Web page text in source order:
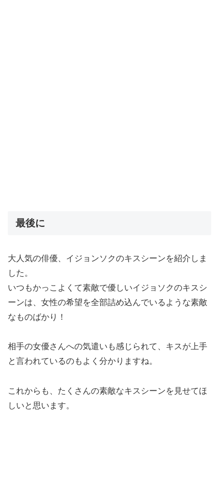
最後に
大人気の俳優、イジョンソクのキスシーンを紹介しま
した。
いつもかっこよくて素敵で優しいイジョソクのキスシ
ーンは、女性の希望を全部詰め込んでいるような素敵
なものばかり！
相手の女優さんへの気遣いも感じられて、キスが上手
と言われているのもよく分かりますね。
これからも、たくさんの素敵なキスシーンを見せてほ
しいと思います。